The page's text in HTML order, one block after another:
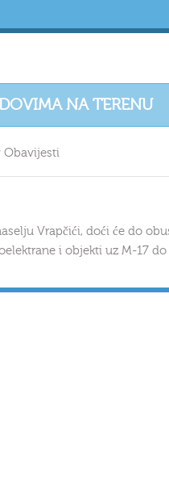
NA TERENU
Obavijesti
Vrapčići, doći će do
i objekti uz M-17